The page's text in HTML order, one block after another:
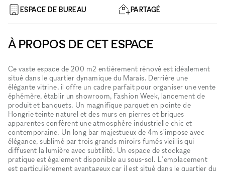
ESPACE DE BUREAU PARTAGÉ
À PROPOS DE CET ESPACE
Ce vaste espace de 200 m2 entièrement rénové est idéalement
situé dans le quartier dynamique du Marais. Derrière une
élégante vitrine, il offre un cadre parfait pour organiser une vente
éphémère, établir un showroom, Fashion Week, lancement de
produit et banquets. Un magnifique parquet en pointe de
Hongrie teinte naturel et des murs en pierres et briques
apparentes confèrent une atmosphère industrielle chic et
contemporaine. Un long bar majestueux de 4m s'impose avec
élégance, sublimé par trois grands miroirs fumés vieillis qui
diffusent la lumière avec subtilité. Un espace de stockage
pratique est également disponible au sous-sol. L'emplacement
est particulièrement avantageux car il est situé dans le quartier du